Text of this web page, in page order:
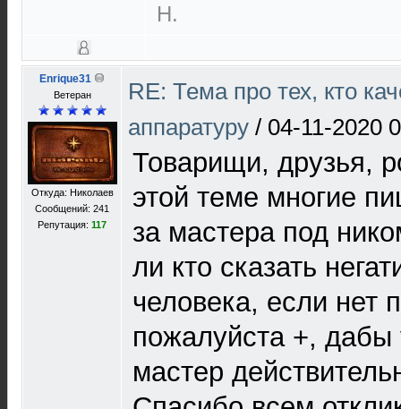
Н.
Enrique31
Ветеран
Откуда: Николаев
Сообщений: 241
Репутация: 117
RE: Тема про тех, кто
аппаратуру / 04-11-2020
Товарищи, друзья,
этой теме многие
за мастера под
ли кто сказать
человека, если нет
пожалуйста +, дабы
мастер